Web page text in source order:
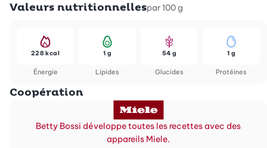
Valeurs nutritionnellespar 100 g
Énergie
228 kcal
Lipides
1 g
Glucides
54 g
Protéines
1 g
Coopération
Betty Bossi développe toutes les recettes avec des
appareils Miele.